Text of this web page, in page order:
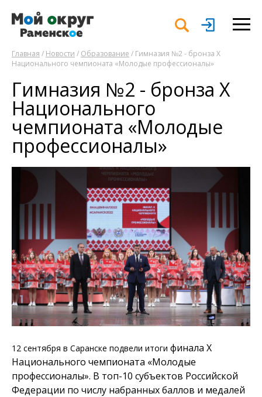
Главная / Новости / Образование / Гимназия №2 - бронза X
Национального чемпионата «Молодые профессионалы»
Гимназия №2 - бронза X
Национального
чемпионата «Молодые
профессионалы»
12 сентября в Саранске подвели итоги финала X
Национального чемпионата «Молодые
профессионалы». В топ-10 субъектов Российской
Федерации по числу набранных баллов и медалей